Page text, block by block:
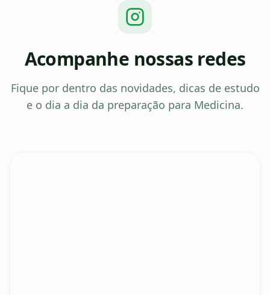
Acompanhe nossas redes
Fique por dentro das novidades, dicas de estudo
e o dia a dia da preparação para Medicina.